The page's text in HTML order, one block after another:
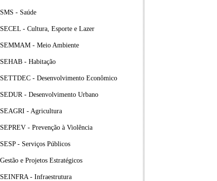
SMS - Saúde
SECEL - Cultura, Esporte e Lazer
SEMMAM - Meio Ambiente
SEHAB - Habitação
SETTDEC - Desenvolvimento Econômico
SEDUR - Desenvolvimento Urbano
SEAGRI - Agricultura
SEPREV - Prevenção à Violência
SESP - Serviços Públicos
Gestão e Projetos Estratégicos
SEINFRA - Infraestrutura